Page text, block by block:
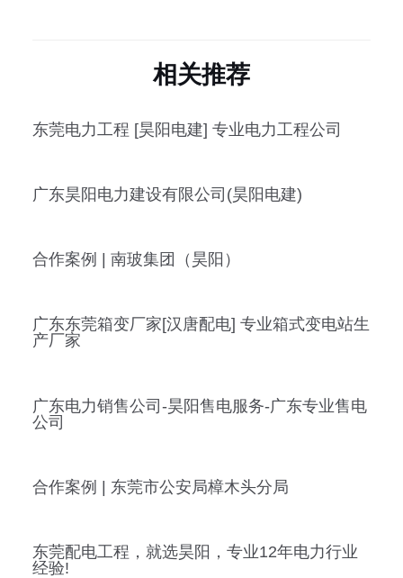
相关推荐
东莞电力工程 [昊阳电建] 专业电力工程公司
广东昊阳电力建设有限公司(昊阳电建)
合作案例 | 南玻集团（昊阳）
广东东莞箱变厂家[汉唐配电] 专业箱式变电站生
产厂家
广东电力销售公司-昊阳售电服务-广东专业售电
公司
合作案例 | 东莞市公安局樟木头分局
东莞配电工程，就选昊阳，专业12年电力行业
经验!